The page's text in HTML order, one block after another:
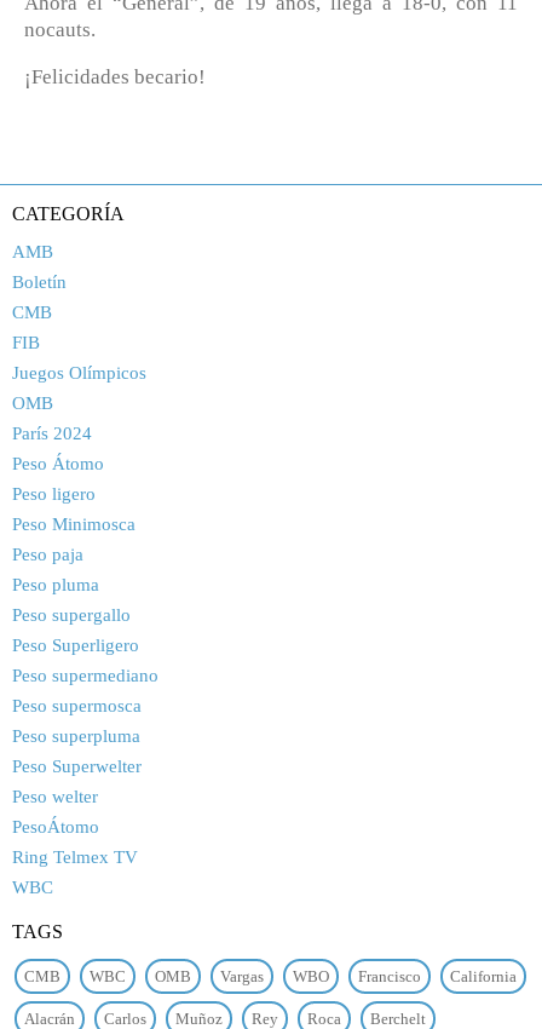
nocauts.
¡Felicidades becario!
CATEGORÍA
AMB
Boletín
CMB
FIB
Juegos Olímpicos
OMB
París 2024
Peso Átomo
Peso ligero
Peso Minimosca
Peso paja
Peso pluma
Peso supergallo
Peso Superligero
Peso supermediano
Peso supermosca
Peso superpluma
Peso Superwelter
Peso welter
PesoÁtomo
Ring Telmex TV
WBC
TAGS
CMB WBC OMB Vargas WBO Francisco California
Alacrán Carlos Muñoz Rey Roca Berchelt